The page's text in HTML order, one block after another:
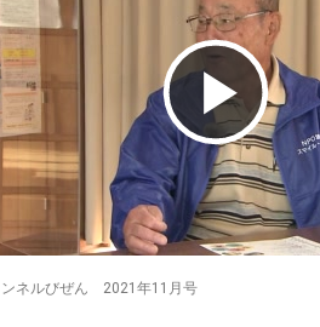
Play
Video
ンネルびぜん 2021年11月号